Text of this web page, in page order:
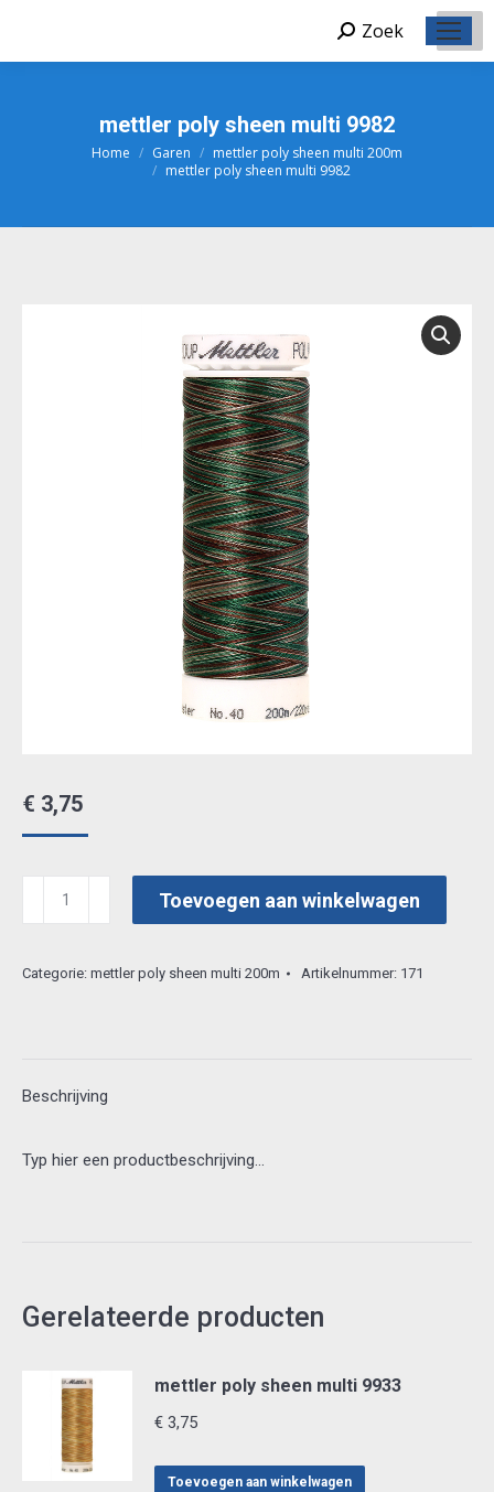
Zoeken:
Zoek
mettler poly sheen multi 9982
Je bent hier:Home Garen
mettler poly sheen multi 200m
mettler poly sheen multi 9982
€ 3,75
mettler
poly
multi
Toevoegen aan winkelwagen
Categorie: mettler poly sheen multi 200m Artikelnummer: 171
Beschrijving
Typ hier een productbeschrijving…
Gerelateerde producten
mettler poly sheen multi 9933
€ 3,75
Toevoegen aan winkelwagen